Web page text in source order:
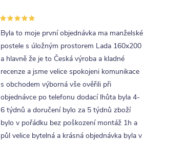
Byla to moje první objednávka ma manželské
postele s úložným prostorem Lada 160x200
a hlavně že je to Česká výroba a kladné
recenze a jsme velice spokojeni komunikace
s obchodem výborná vše ověřili při
objednávce po telefonu dodací lhůta byla 4-
6 týdnů a doručení bylo za 5 týdnů zboží
bylo v pořádku bez poškození montáž 1h a
půl velice bytelná a krásná objednávka byla v